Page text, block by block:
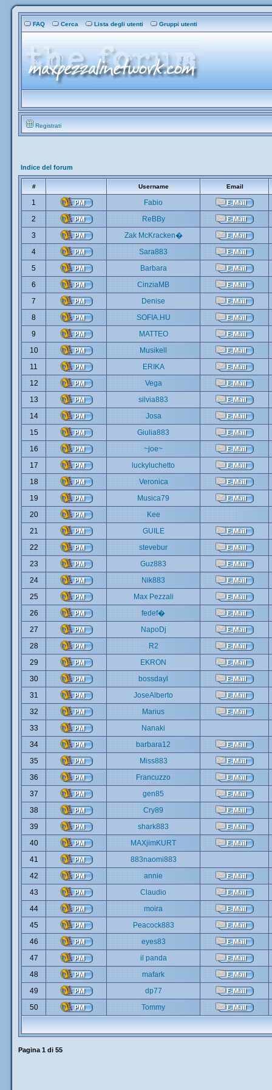
FAQ Cerca Lista degli utenti Gruppi utenti
Registrati
Indice del forum
# Username Email
1
Fabio
2
ReBBy
3
Zak McKracken�
4
Sara883
5
Barbara
6
CinziaMB
7
Denise
8
SOFIA.HU
9
MATTEO
10
Musikell
11
ERIKA
12
Vega
13
silvia883
14
Josa
15
Giulia883
16
~joe~
17
luckyluchetto
18
Veronica
19
Musica79
20
Kee
21
GUILE
22
stevebur
23
Guz883
24
Nik883
25
Max Pezzali
26
fedef�
27
NapoDj
28
R2
29
EKRON
30
bossdayl
31
JoseAlberto
32
Marius
33
Nanaki
34
barbara12
35
Miss883
36
Francuzzo
37
gen85
38
Cry89
39
shark883
40
MAXjimKURT
41
883naomi883
42
annie
43
Claudio
44
moira
45
Peacock883
46
eyes83
47
il panda
48
mafark
49
dp77
50
Tommy
Pagina 1 di 55